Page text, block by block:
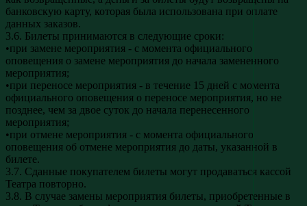
банковскую карту, которая была использована при оплате
данных заказов.
3.6. Билеты принимаются в следующие сроки:
•при замене мероприятия - с момента официального
оповещения о замене мероприятия до начала замененного
мероприятия;
•при переносе мероприятия - в течение 15 дней с момента
официального оповещения о переносе мероприятия, но не
позднее, чем за двое суток до начала перенесенного
мероприятия;
•при отмене мероприятия - с момента официального
оповещения об отмене мероприятия до даты, указанной в
билете.
3.7. Сданные покупателем билеты могут продаваться кассой
Театра повторно.
3.8. В случае замены мероприятия билеты, приобретенные в